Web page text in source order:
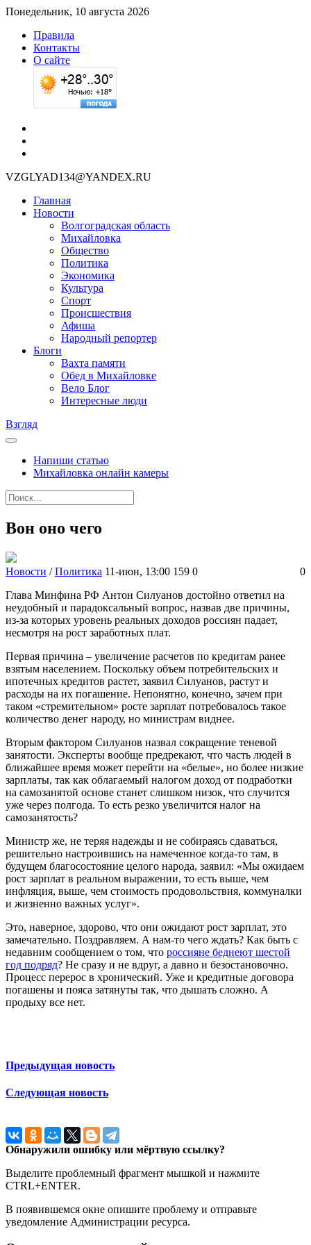
Понедельник, 10 августа 2026
Правила
Контакты
О сайте
VZGLYAD134@YANDEX.RU
Главная
Новости
Волгоградская область
Михайловка
Общество
Политика
Экономика
Культура
Спорт
Происшествия
Афиша
Народный репортер
Блоги
Вахта памяти
Обед в Михайловке
Вело Блог
Интересные люди
Взгляд
Напиши статью
Михайловка онлайн камеры
Вон оно чего
Новости /Политика 11-июн, 13:00 159 0
0
Глава Минфина РФ Антон Силуанов достойно ответил на
неудобный и парадоксальный вопрос, назвав две причины,
из-за которых уровень реальных доходов россиян падает,
несмотря на рост заработных плат.
Первая причина – увеличение расчетов по кредитам ранее
взятым населением. Поскольку объем потребительских и
ипотечных кредитов растет, заявил Силуанов, растут и
расходы на их погашение. Непонятно, конечно, зачем при
таком «стремительном» росте зарплат потребовалось такое
количество денег народу, но министрам виднее.
Вторым фактором Силуанов назвал сокращение теневой
занятости. Эксперты вообще предрекают, что часть людей в
ближайшее время может перейти на «белые», но более низкие
зарплаты, так как облагаемый налогом доход от подработки
на самозанятой основе станет слишком низок, что случится
уже через полгода. То есть резко увеличится налог на
самозанятость?
Министр же, не теряя надежды и не собираясь сдаваться,
решительно настроившись на намеченное когда-то там, в
будущем благосостояние целого народа, заявил: «Мы ожидаем
рост зарплат в реальном выражении, то есть выше, чем
инфляция, выше, чем стоимость продовольствия, коммуналки
и жизненно важных услуг».
Это, наверное, здорово, что они ожидают рост зарплат, это
замечательно. Поздравляем. А нам-то чего ждать? Как быть с
недавним сообщением о том, что россияне беднеют шестой
год подряд? Не сразу и не вдруг, а давно и безостановочно.
Процесс перерос в хронический. Уже и кредитные договора
погашены и пояса затянуты так, что дышать сложно. А
продыху все нет.
Предыдущая новость
Следующая новость
Обнаружили ошибку или мёртвую ссылку?
Выделите проблемный фрагмент мышкой и нажмите
CTRL+ENTER.
В появившемся окне опишите проблему и отправьте
уведомление Администрации ресурса.